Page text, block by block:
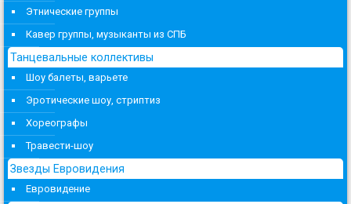
Этнические группы
Кавер группы, музыканты из СПБ
Танцевальные коллективы
Шоу балеты, варьете
Эротические шоу, стриптиз
Хореографы
Травести-шоу
Звезды Евровидения
Евровидение